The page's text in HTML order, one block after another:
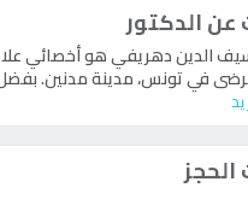
الدكتور
الدين دهريفي هو أخصائي
في تونس، مدينة مدنين.